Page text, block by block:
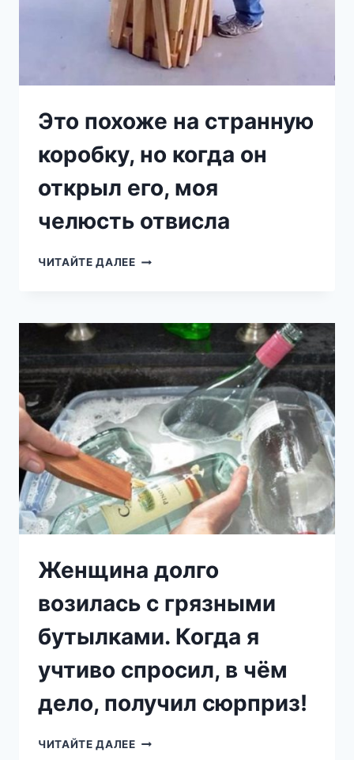
Это похоже на странную
коробку, но когда он
открыл его, моя
челюсть отвисла
ЧИТАЙТЕ ДАЛЕЕЭТО
КОРОБКУ,
КОГДА
ОН
ОТКРЫЛ
ЕГО,
МОЯ
ЧЕЛЮСТЬ
ОТВИСЛА
Женщина долго
возилась с грязными
бутылками. Когда я
учтиво спросил, в чём
дело, получил сюрприз!
ЧИТАЙТЕ ДАЛЕЕЖЕНЩИНА